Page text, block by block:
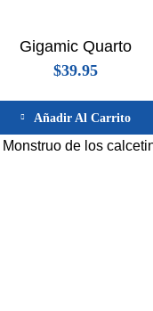
Gigamic Quarto
$39.95
Añadir Al Carrito